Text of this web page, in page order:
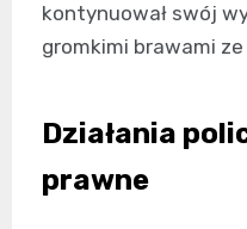
kontynuował swój
gromkimi brawami
Działania
prawne